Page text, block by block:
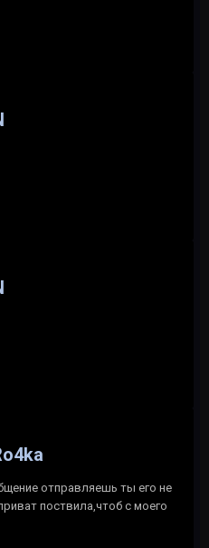
отправляешь ты его не
поствила,чтоб с моего